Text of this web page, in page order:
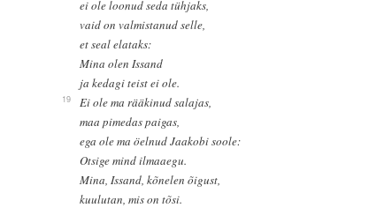
ei ole loonud seda tühjaks,
vaid on valmistanud selle,
et seal elataks:
Mina olen Issand
ja kedagi teist ei ole.
19
Ei ole ma rääkinud salajas,
maa pimedas paigas,
ega ole ma öelnud Jaakobi soole:
Otsige mind ilmaaegu.
Mina, Issand, kõnelen õigust,
kuulutan, mis on tõsi.